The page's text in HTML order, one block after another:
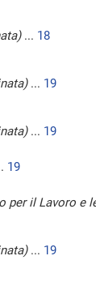
... 18
... 19
... 19
19
per il Lavoro e
... 19